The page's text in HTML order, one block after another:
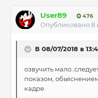
User89 476
Опубликовано8
В 08/07/2018 в
озвучить
показом,
кадре.